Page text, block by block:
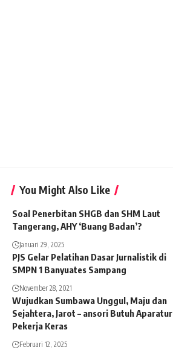
You Might Also Like
Soal Penerbitan SHGB dan SHM Laut
Tangerang, AHY ‘Buang Badan’?
Januari 29, 2025
PJS Gelar Pelatihan Dasar Jurnalistik di
SMPN 1 Banyuates Sampang
November 28, 2021
Wujudkan Sumbawa Unggul, Maju dan
Sejahtera, Jarot – ansori Butuh Aparatur
Pekerja Keras
Februari 12, 2025